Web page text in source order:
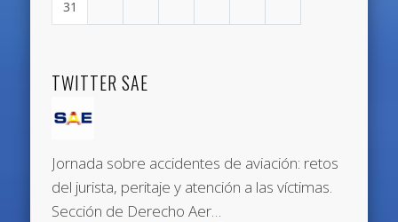
31
TWITTER SAE
Jornada sobre accidentes de aviación: retos
del jurista, peritaje y atención a las víctimas.
Sección de Derecho Aer…